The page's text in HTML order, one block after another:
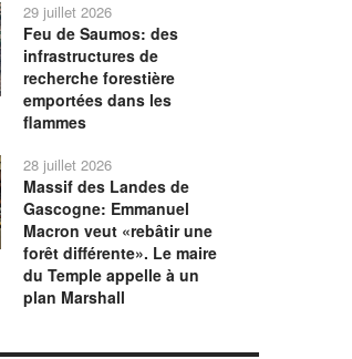
29 juillet 2026
Feu de Saumos: des
infrastructures de
recherche forestière
emportées dans les
flammes
28 juillet 2026
Massif des Landes de
Gascogne: Emmanuel
Macron veut «rebâtir une
forêt différente». Le maire
du Temple appelle à un
plan Marshall